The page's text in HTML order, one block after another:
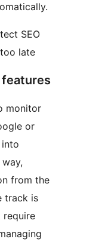
SEO
late
monitor
or
from the
track is
require